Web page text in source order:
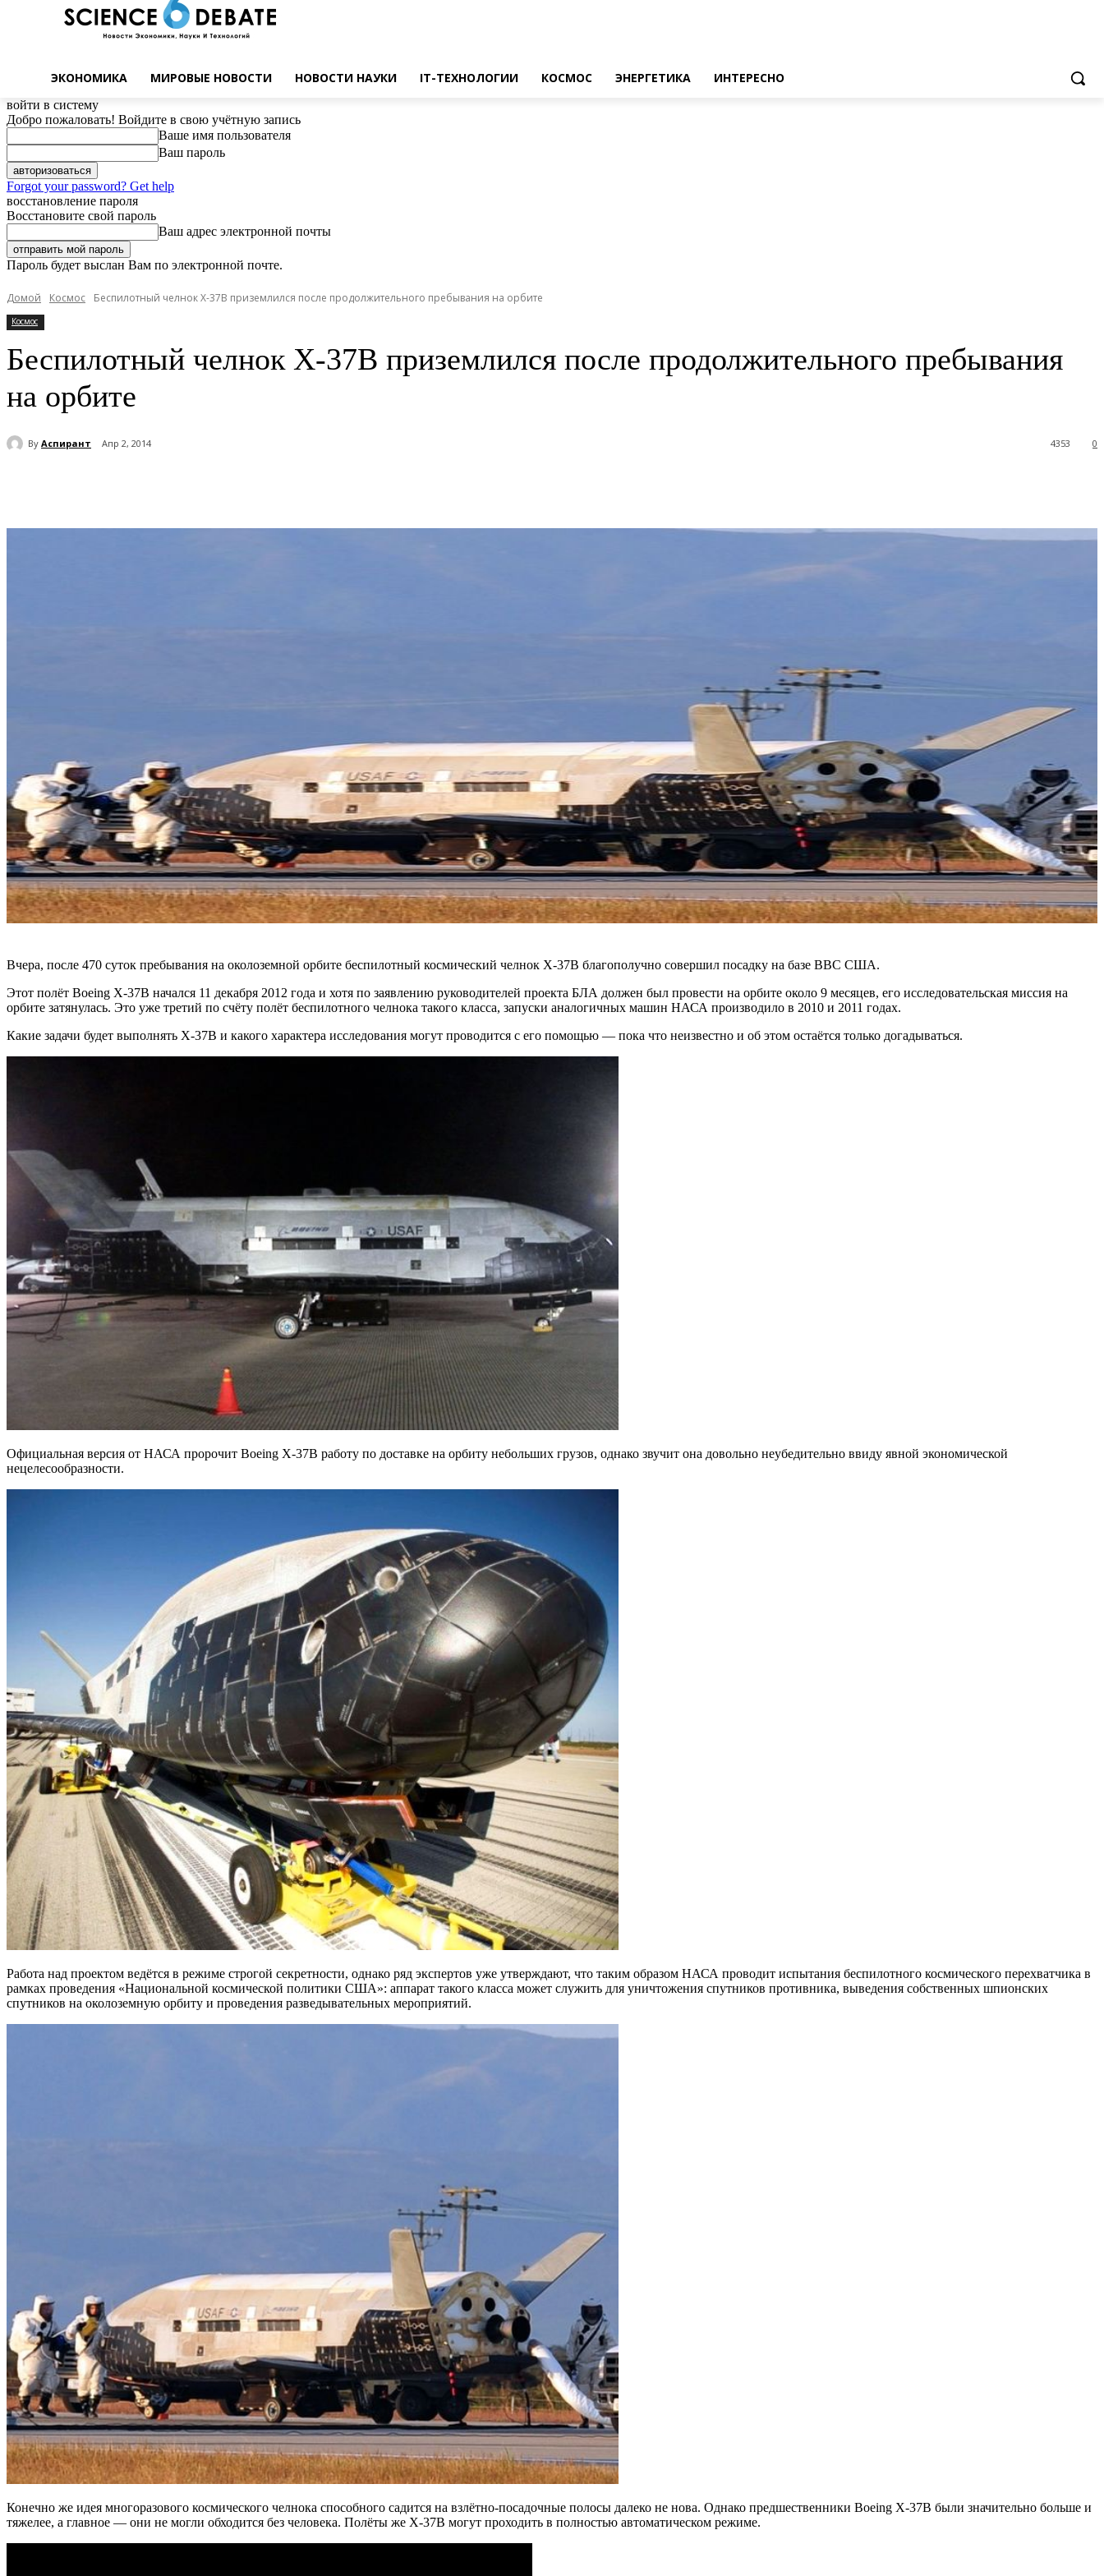
ЭКОНОМИКА МИРОВЫЕ НОВОСТИ НОВОСТИ НАУКИ IT-ТЕХНОЛОГИИ КОСМОС ЭНЕРГЕТИКА ИНТЕРЕСНО
войти в систему
Добро пожаловать! Войдите в свою учётную запись
Ваше имя пользователя
Ваш пароль
Forgot your password? Get help
восстановление пароля
Восстановите свой пароль
Ваш адрес электронной почты
Пароль будет выслан Вам по электронной почте.
Домой Космос Беспилотный челнок X-37B приземлился после продолжительного пребывания на орбите
Космос
Беспилотный челнок X-37B приземлился после продолжительного пребывания
на орбите
By Аспирант Апр 2, 2014 0
4353
Вчера, после 470 суток пребывания на околоземной орбите беспилотный космический челнок X-37B благополучно совершил посадку на базе ВВС США.
Этот полёт Boeing X-37B начался 11 декабря 2012 года и хотя по заявлению руководителей проекта БЛА должен был провести на орбите около 9 месяцев, его исследовательская миссия на
орбите затянулась. Это уже третий по счёту полёт беспилотного челнока такого класса, запуски аналогичных машин НАСА производило в 2010 и 2011 годах.
Какие задачи будет выполнять X-37B и какого характера исследования могут проводится с его помощью — пока что неизвестно и об этом остаётся только догадываться.
Официальная версия от НАСА пророчит Boeing X-37B работу по доставке на орбиту небольших грузов, однако звучит она довольно неубедительно ввиду явной экономической
нецелесообразности.
Работа над проектом ведётся в режиме строгой секретности, однако ряд экспертов уже утверждают, что таким образом НАСА проводит испытания беспилотного космического перехватчика в
рамках проведения «Национальной космической политики США»: аппарат такого класса может служить для уничтожения спутников противника, выведения собственных шпионских
спутников на околоземную орбиту и проведения разведывательных мероприятий.
Конечно же идея многоразового космического челнока способного садится на взлётно-посадочные полосы далеко не нова. Однако предшественники Boeing X-37B были значительно больше и
тяжелее, а главное — они не могли обходится без человека. Полёты же X-37B могут проходить в полностью автоматическом режиме.